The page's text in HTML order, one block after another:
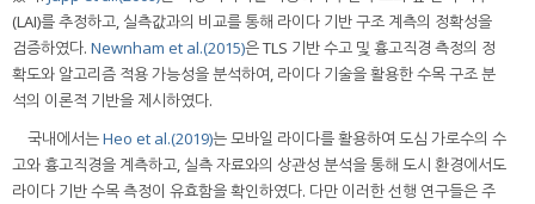
(LAI)를 추정하고, 실측값과의 비교를 통해 라이다 기반 구조 계측의 정확성을
검증하였다. Newnham et al.(2015)은 TLS 기반 수고 및 흉고직경 측정의 정
확도와 알고리즘 적용 가능성을 분석하여, 라이다 기술을 활용한 수목 구조 분
석의 이론적 기반을 제시하였다.
국내에서는Heo et al.(2019)는 모바일 라이다를 활용하여 도심 가로수의 수
고와 흉고직경을 계측하고, 실측 자료와의 상관성 분석을 통해 도시 환경에서도
라이다 기반 수목 측정이 유효함을 확인하였다. 다만 이러한 선행 연구들은 주